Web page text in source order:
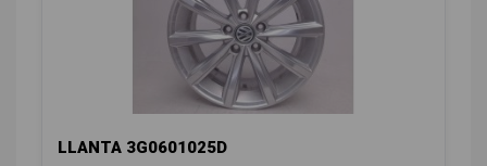
LLANTA 3G0601025D